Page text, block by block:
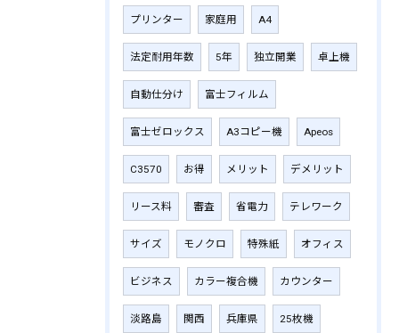
プリンター 家庭用 A4
法定耐用年数 5年 独立開業 卓上機
自動仕分け 富士フィルム
富士ゼロックス A3コピー機 Apeos
C3570 お得 メリット デメリット
リース料 審査 省電力 テレワーク
サイズ モノクロ 特殊紙 オフィス
ビジネス カラー複合機 カウンター
淡路島 関西 兵庫県 25枚機